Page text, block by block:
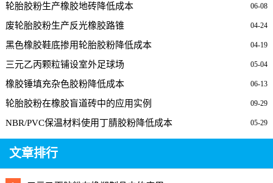
06-08
轮胎胶粉生产橡胶地砖降低成本
04-24
废轮胎胶粉生产反光橡胶路锥
04-19
黑色橡胶鞋底掺用轮胎胶粉降低成本
05-04
三元乙丙颗粒铺设室外足球场
06-13
橡胶锤填充杂色胶粉降低成本
09-29
轮胎胶粉在橡胶盲道砖中的应用实例
05-29
NBR/PVC保温材料使用丁腈胶粉降低成本
文章排行